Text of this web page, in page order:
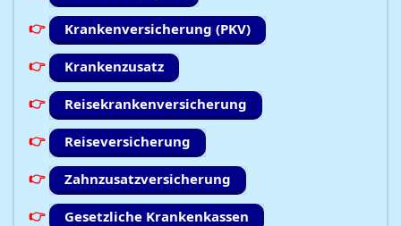
Krankenversicherung (PKV)
Krankenzusatz
Reisekrankenversicherung
Reiseversicherung
Zahnzusatzversicherung
Gesetzliche Krankenkassen